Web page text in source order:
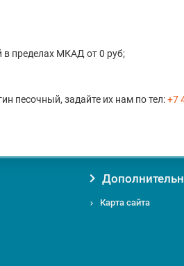
в пределах МКАД от 0 руб;
песочный, задайте их нам по тел:+7
Карта сайта